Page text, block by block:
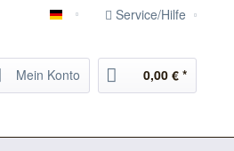
Martyna Mecel DE
Service/Hilfe
Mein Konto
0,00 € *